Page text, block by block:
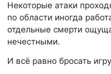
Некоторые атаки
по области иногда
отдельные смерти
нечестными.
И всё равно бросать